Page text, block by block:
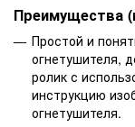
Преимущества
Простой и
огнетушителя,
ролик с
инструкцию
огнетушителя.